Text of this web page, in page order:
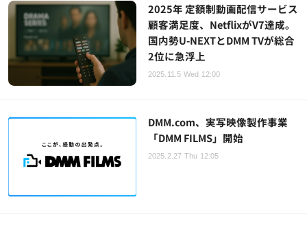
2025年 定額制動画配信サービス
顧客満足度、NetflixがV7達成。
国内勢U-NEXTとDMM TVが総合
2位に急浮上
2025.11.5 Wed 12:00
DMM.com、実写映像製作事業
「DMM FILMS」開始
2025.2.27 Thu 12:05